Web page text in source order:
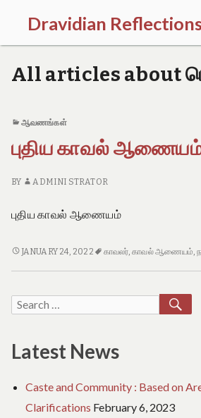
Dravidian
P
a
s
P
r
e
s
n
a
F
u
r
e
f
T
m
All articles about
ஆவணங்கள்
புதிய காவல்
BY ADMINI STRATOR
புதிய காவல் ஆணையம்
புதியJANUARY 24, 2022 காவலர்,காவல் ஆணையம்,
Search
Latest News
Caste and Community : Based on
Clarifications February 6, 2023